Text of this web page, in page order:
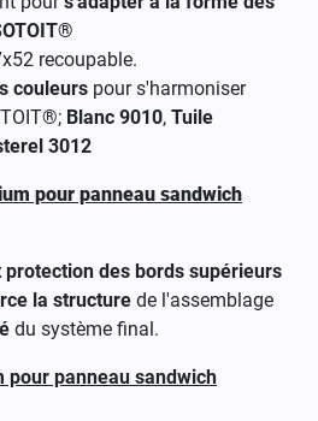
recoupable.
couleurs pour s'harmoniser
Blanc 9010, Tuile
3012
pour panneau sandwich
des bords supérieurs
la structure de l'assemblage
du système final.
pour panneau sandwich